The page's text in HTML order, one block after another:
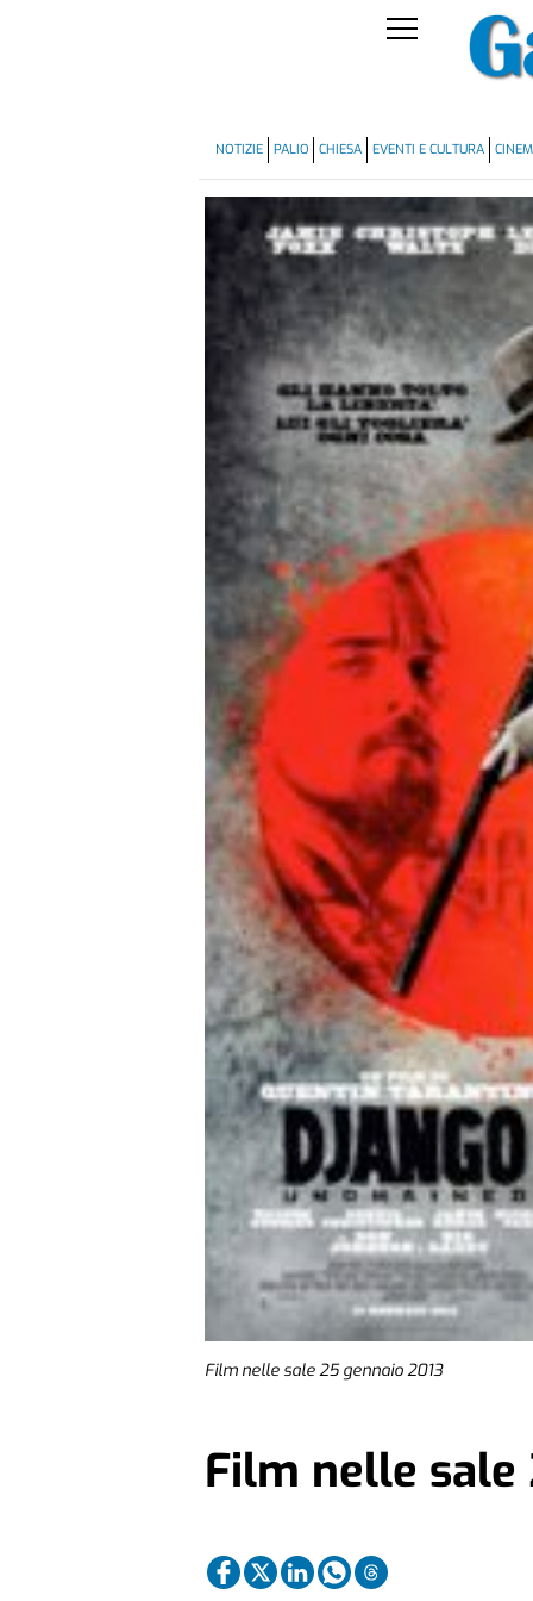
NOTIZIE PALIO CHIESA EVENTI E CULTURA
Film nelle sale 25 gennaio 2013
Film nelle sale